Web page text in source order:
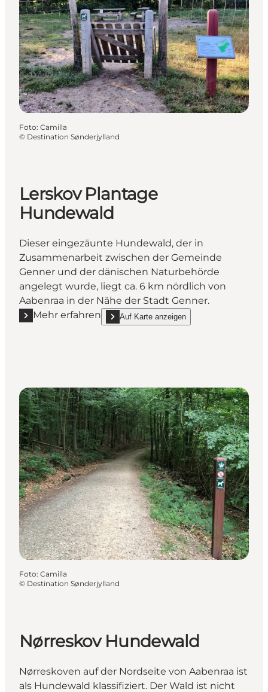
Foto: Camilla
© Destination Sønderjylland
Lerskov Plantage
Hundewald
Dieser eingezäunte Hundewald, der in
Zusammenarbeit zwischen der Gemeinde
Genner und der dänischen Naturbehörde
angelegt wurde, liegt ca. 6 km nördlich von
Aabenraa in der Nähe der Stadt Genner.
Mehr erfahren
Mehr erfahren "Lerskov Plantage Hundewald"
Auf Karte anzeigen
show Lerskov Plantage Hundewald on_map
Foto: Camilla
© Destination Sønderjylland
Nørreskov Hundewald
Nørreskoven auf der Nordseite von Aabenraa ist
als Hundewald klassifiziert. Der Wald ist nicht